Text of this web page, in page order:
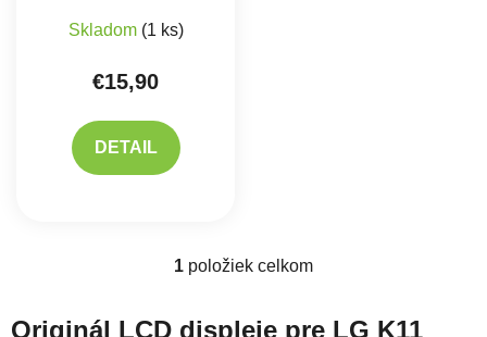
Skladom (1 ks)
€15,90
DETAIL
Ovládacie prvky výpisu
1 položiek celkom
Originál LCD displeje pre LG K11